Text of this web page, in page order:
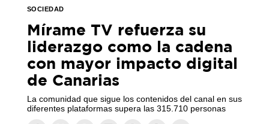
SOCIEDAD
Mírame TV refuerza su
liderazgo como la cadena
con mayor impacto digital
de Canarias
La comunidad que sigue los contenidos del canal en sus
diferentes plataformas supera las 315.710 personas